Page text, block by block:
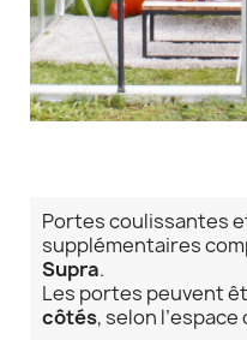
Portes coulissantes
supplémentaires
Supra.
Les portes peuvent
côtés, selon